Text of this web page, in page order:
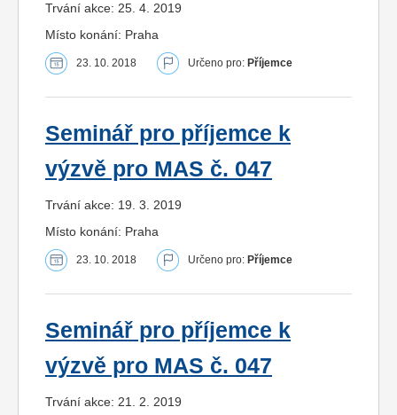
Trvání akce: 25. 4. 2019
Místo konání: Praha
23. 10. 2018 Určeno pro: Příjemce
Seminář pro příjemce k
výzvě pro MAS č. 047
Trvání akce: 19. 3. 2019
Místo konání: Praha
23. 10. 2018 Určeno pro: Příjemce
Seminář pro příjemce k
výzvě pro MAS č. 047
Trvání akce: 21. 2. 2019